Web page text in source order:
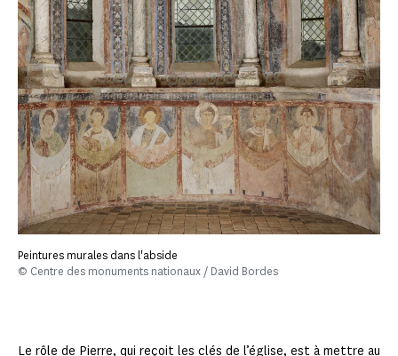
Peintures murales dans l'abside
© Centre des monuments nationaux / David Bordes
Le rôle de Pierre, qui reçoit les clés de l’église, est à mettre au